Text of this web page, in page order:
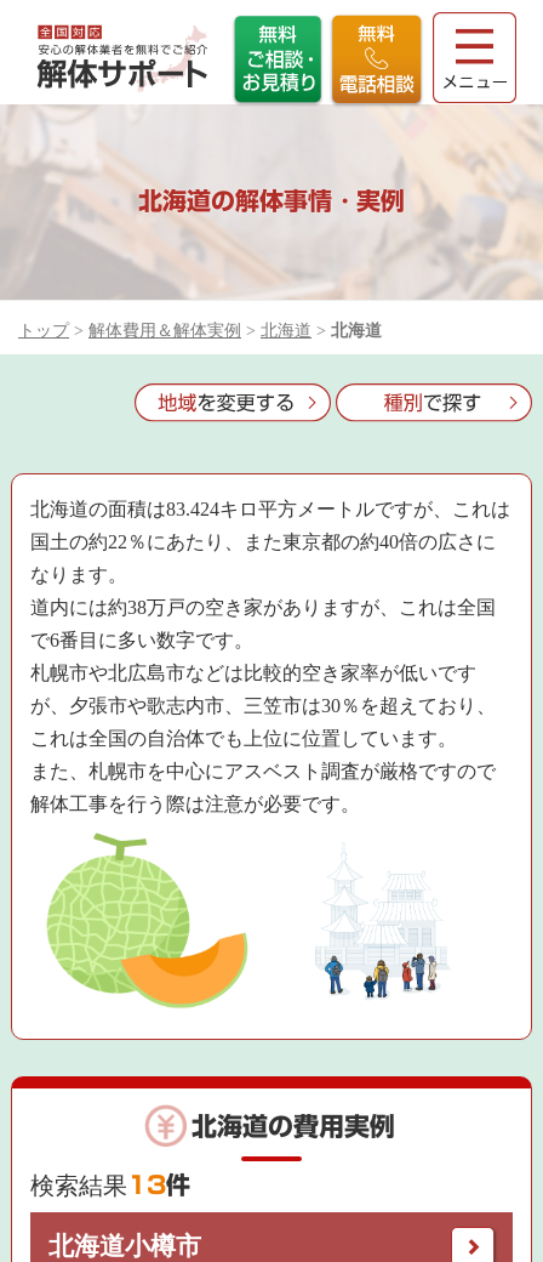
北海道の解体事情・実例
トップ > 解体費用＆解体実例 > 北海道 > 北海道
北海道の面積は83.424キロ平方メートルですが、これは
国土の約22％にあたり、また東京都の約40倍の広さに
なります。
道内には約38万戸の空き家がありますが、これは全国
で6番目に多い数字です。
札幌市や北広島市などは比較的空き家率が低いです
が、夕張市や歌志内市、三笠市は30％を超えており、
これは全国の自治体でも上位に位置しています。
また、札幌市を中心にアスベスト調査が厳格ですので
解体工事を行う際は注意が必要です。
北海道の費用実例
検索結果 13件
北海道小樽市